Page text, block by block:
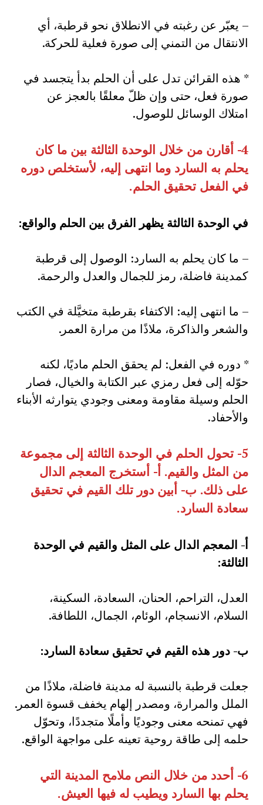
– يعبّر عن رغبته في الانطلاق نحو قرطبة، أي
الانتقال من التمني إلى صورة فعلية للحركة.
* هذه القرائن تدل على أن الحلم بدأ يتجسد في
صورة فعل، حتى وإن ظلّ معلقًا بالعجز عن
امتلاك الوسائل للوصول.
4- أقارن من خلال الوحدة الثالثة بين ما كان
يحلم به السارد وما انتهى إليه، لأستخلص دوره
في الفعل تحقيق الحلم.
في الوحدة الثالثة يظهر الفرق بين الحلم والواقع:
– ما كان يحلم به السارد: الوصول إلى قرطبة
كمدينة فاضلة، رمز للجمال والعدل والرحمة.
– ما انتهى إليه: الاكتفاء بقرطبة متخيَّلة في الكتب
والشعر والذاكرة، ملاذًا من مرارة العمر.
* دوره في الفعل: لم يحقق الحلم ماديًا، لكنه
حوّله إلى فعل رمزي عبر الكتابة والخيال، فصار
الحلم وسيلة مقاومة ومعنى وجودي يتوارثه الأبناء
والأحفاد.
5- تحول الحلم في الوحدة الثالثة إلى مجموعة
من المثل والقيم. أ- أستخرج المعجم الدال
على ذلك. ب- أبين دور تلك القيم في تحقيق
سعادة السارد.
أ- المعجم الدال على المثل والقيم في الوحدة
الثالثة:
العدل، التراحم، الحنان، السعادة، السكينة،
السلام، الانسجام، الوئام، الجمال، اللطافة.
ب- دور هذه القيم في تحقيق سعادة السارد:
جعلت قرطبة بالنسبة له مدينة فاضلة، ملاذًا من
الملل والمرارة، ومصدر إلهام يخفف قسوة العمر.
فهي تمنحه معنى وجوديًا وأملًا متجددًا، وتحوّل
حلمه إلى طاقة روحية تعينه على مواجهة الواقع.
6- أحدد من خلال النص ملامح المدينة التي
يحلم بها السارد ويطيب له فيها العيش.